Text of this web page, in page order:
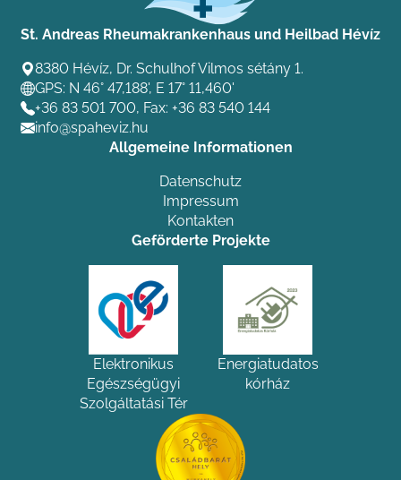
St. Andreas Rheumakrankenhaus und Heilbad Hévíz
8380 Hévíz, Dr. Schulhof Vilmos sétány 1.
GPS: N 46° 47,188', E 17° 11,460'
+36 83 501 700, Fax: +36 83 540 144
info@spaheviz.hu
Allgemeine Informationen
Datenschutz
Impressum
Kontakten
Geförderte Projekte
Elektronikus
Egészségügyi
Szolgáltatási Tér
Energiatudatos
kórház